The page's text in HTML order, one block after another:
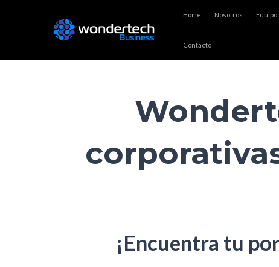
Home Nosotros Equipo
Contacto
¡Encuentra tu